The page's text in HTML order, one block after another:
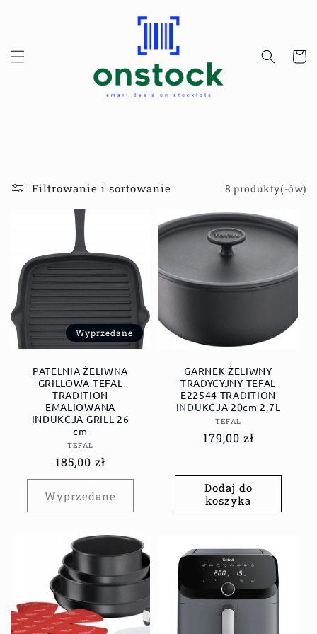
Koszyk
Filtrowanie i sortowanie 8 produkty(-ów)
Wyprzedane
PATELNIA ŻELIWNA
GRILLOWA TEFAL
TRADITION
EMALIOWANA
INDUKCJA GRILL 26
cm
Dostawca:
TEFAL
Cena
regularna
185,00 zł
Wyprzedane
GARNEK ŻELIWNY
TRADYCYJNY TEFAL
E22544 TRADITION
INDUKCJA 20cm 2,7L
Dostawca:
TEFAL
Cena
179,00 zł
Dodaj do
koszyka